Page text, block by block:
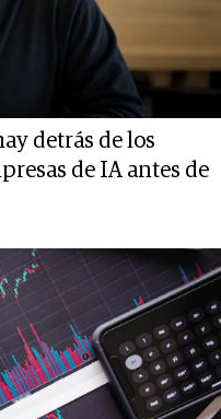
detrás de los
de IA antes de